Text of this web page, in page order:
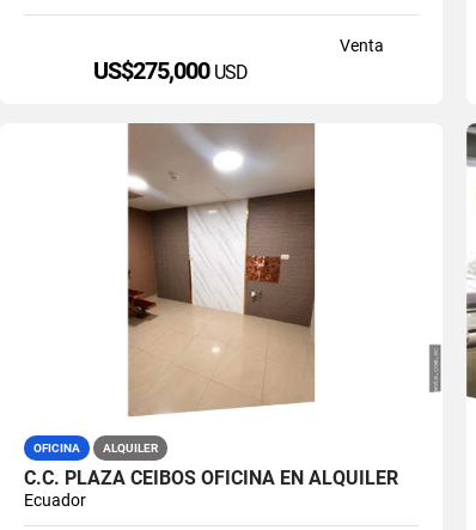
Venta
US$275,000 USD
OFICINA ALQUILER
C.C. PLAZA CEIBOS OFICINA EN ALQUILER
Ecuador